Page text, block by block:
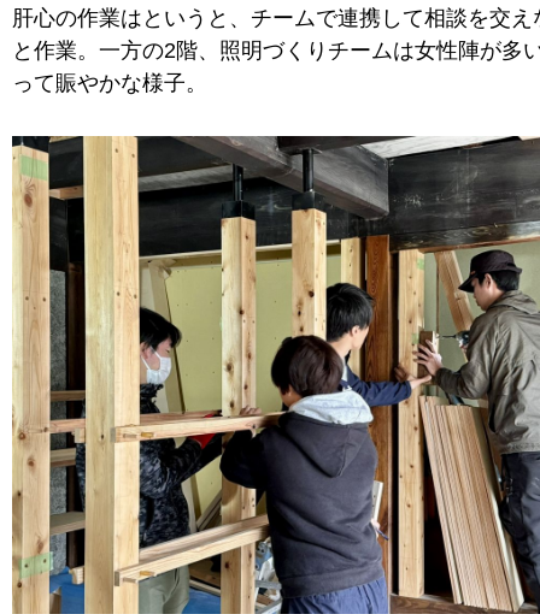
肝心の作業はというと、チームで連携して相談を交え
と作業。一方の2階、照明づくりチームは女性陣が多
って賑やかな様子。